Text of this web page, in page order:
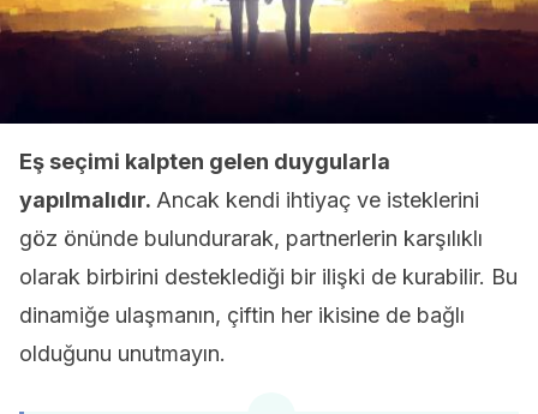
Eş seçimi kalpten gelen duygularla
yapılmalıdır. Ancak kendi ihtiyaç ve isteklerini
göz önünde bulundurarak, partnerlerin karşılıklı
olarak birbirini desteklediği bir ilişki de kurabilir. Bu
dinamiğe ulaşmanın, çiftin her ikisine de bağlı
olduğunu unutmayın.